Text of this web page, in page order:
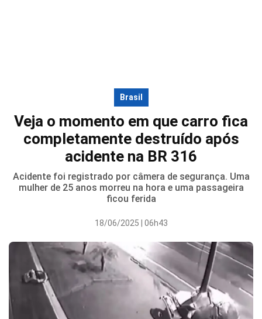
Brasil
Veja o momento em que carro fica
completamente destruído após
acidente na BR 316
Acidente foi registrado por câmera de segurança. Uma
mulher de 25 anos morreu na hora e uma passageira
ficou ferida
18/06/2025 | 06h43